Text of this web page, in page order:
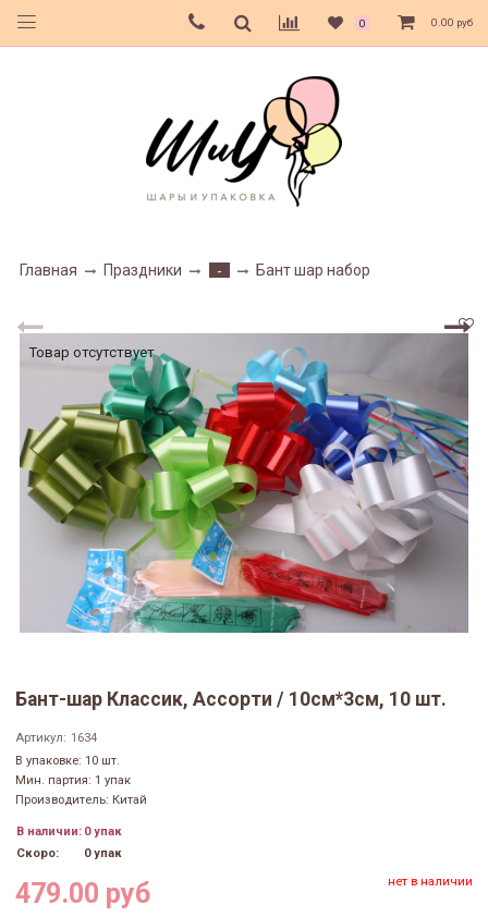
0 0.00 руб
Главная Праздники - Бант шар набор
Товар отсутствует
Бант-шар Классик, Ассорти / 10см*3см, 10 шт.
Артикул: 1634
В упаковке: 10 шт.
Мин. партия: 1 упак
Производитель: Китай
В наличии: 0 упак
Скоро:
0 упак
479.00 руб нет в наличии